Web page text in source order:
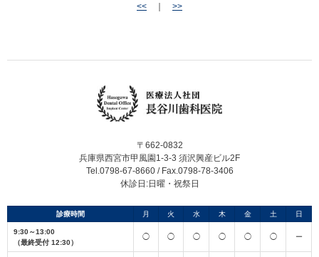
<< >>
〒662-0832
兵庫県西宮市甲風園1-3-3 須沢興産ビル2F
Tel.0798-67-8660 / Fax.0798-78-3406
休診日:日曜・祝祭日
診療時間 月 火 水 木 金 土 日
9:30～13:00
（最終受付 12:30）
◯ ◯ ◯ ◯ ◯ ◯ ー